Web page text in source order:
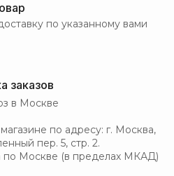
по указанному вами
заказов
в Москве
по адресу: г. Москва,
пер. 5, стр. 2.
по Москве (в пределах МКАД)